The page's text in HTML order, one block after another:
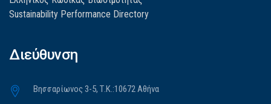
Sustainability Performance Directory
Διεύθυνση
Βησσαρίωνος 3-5, Τ.Κ.:10672 Αθήνα